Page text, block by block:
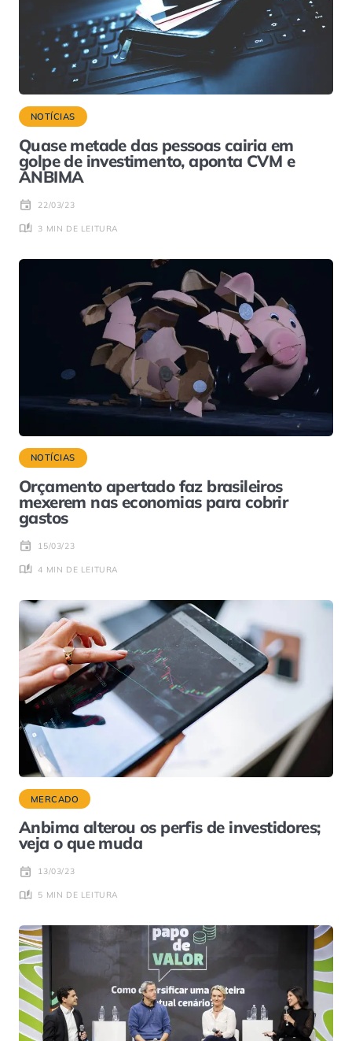
NOTÍCIAS
Quase metade das pessoas cairia em
golpe de investimento, aponta CVM e
ANBIMA
22/03/23
3 MIN DE LEITURA
NOTÍCIAS
Orçamento apertado faz brasileiros
mexerem nas economias para cobrir
gastos
15/03/23
4 MIN DE LEITURA
MERCADO
Anbima alterou os perfis de investidores;
veja o que muda
13/03/23
5 MIN DE LEITURA